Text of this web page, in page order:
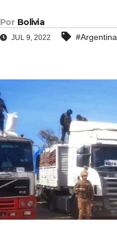
Por Bolivia
JUL 9, 2022 #Argentina